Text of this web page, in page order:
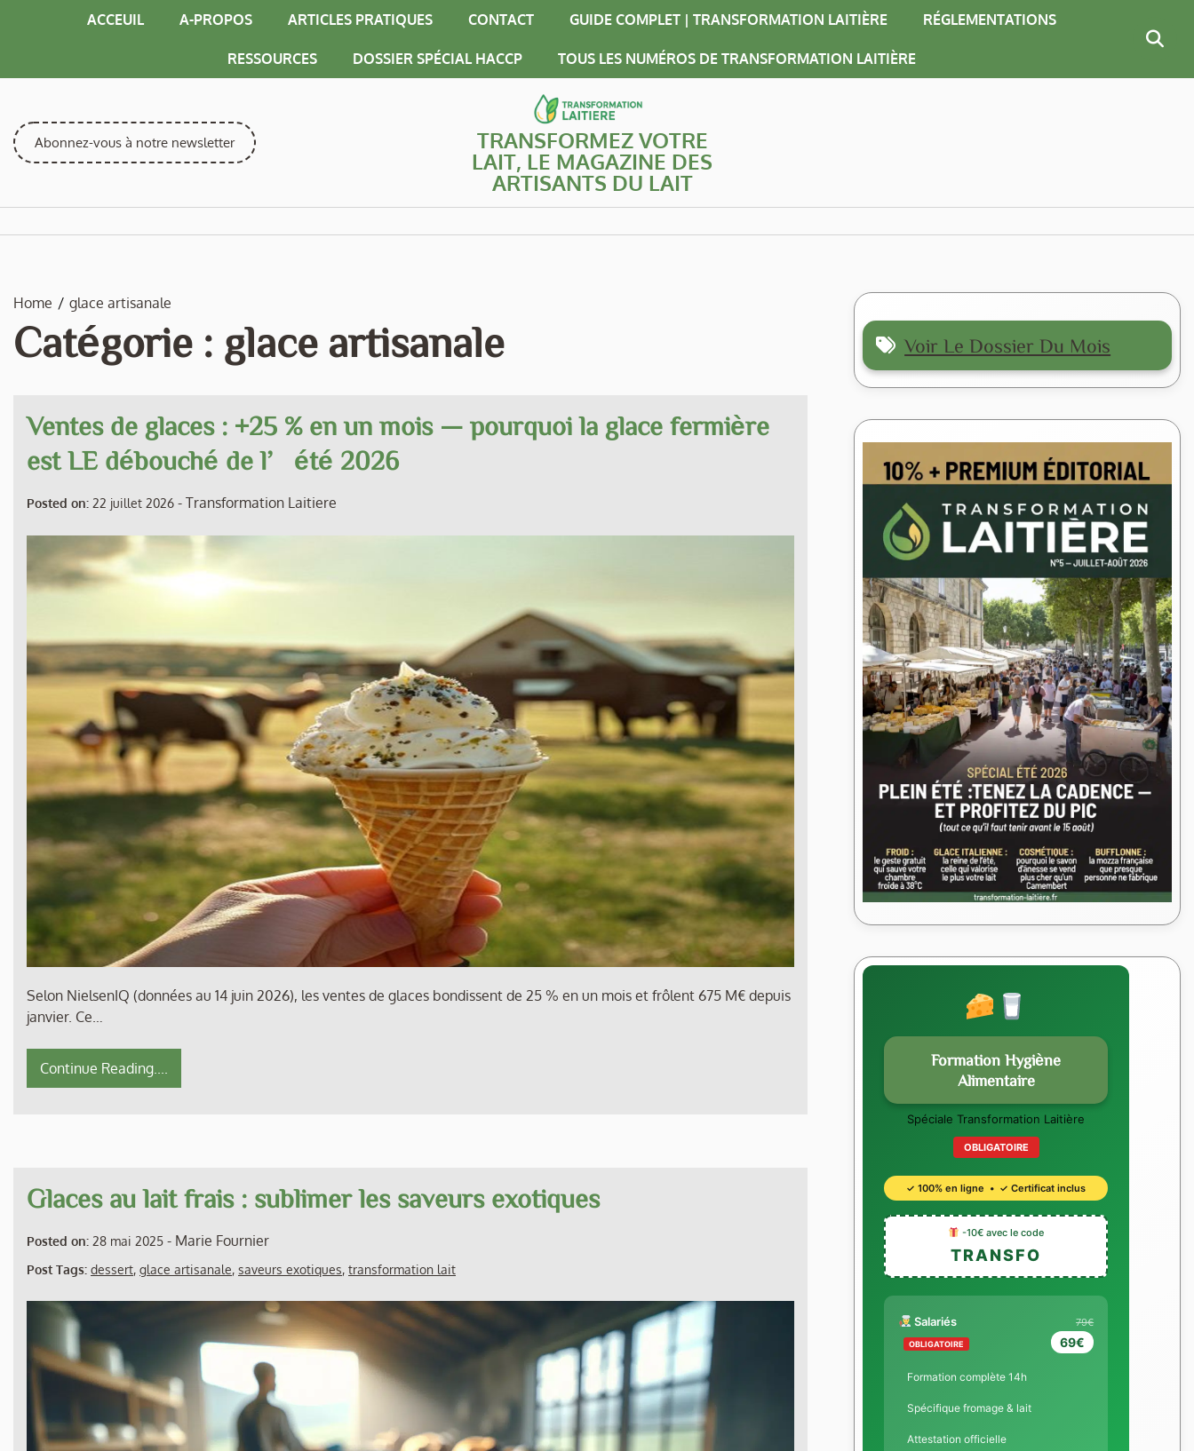
ACCEUIL A-PROPOS ARTICLES PRATIQUES CONTACT GUIDE COMPLET | TRANSFORMATION LAITIÈRE RÉGLEMENTATIONS
RESSOURCES DOSSIER SPÉCIAL HACCP TOUS LES NUMÉROS DE TRANSFORMATION LAITIÈRE
Abonnez-vous à notre newsletter TRANSFORMEZ VOTRE
LAIT, LE MAGAZINE DES
ARTISANTS DU LAIT
Home glace artisanale
Catégorie : glace artisanale
Ventes de glaces : +25 % en un mois — pourquoi la glace fermière
est LE débouché de l’été 2026
Posted on: 22 juillet 2026 - Transformation Laitiere
Selon NielsenIQ (données au 14 juin 2026), les ventes de glaces bondissent de 25 % en un mois et frôlent 675 M€ depuis
janvier. Ce…
Continue Reading....
Glaces au lait frais : sublimer les saveurs exotiques
Posted on: 28 mai 2025 - Marie Fournier
Post Tags: dessert, glace artisanale, saveurs exotiques, transformation lait
Voir Le Dossier Du Mois
Formation Hygiène
Alimentaire
Spéciale Transformation Laitière
OBLIGATOIRE
✓ 100% en ligne • ✓ Certificat inclus
-10€ avec le code
TRANSFO
Salariés
OBLIGATOIRE
79€
69€
Formation complète 14h
Spécifique fromage & lait
Attestation officielle